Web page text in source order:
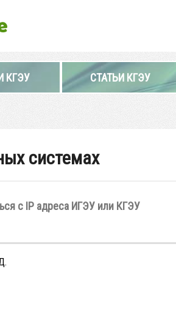
КГЭУ СТАТЬИ КГЭУ
системах
с IP адреса ИГЭУ или КГЭУ